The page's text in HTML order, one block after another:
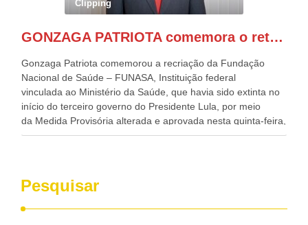
Casa Civil, Rui Costa, e da Integração e do Desenvolvimento
de todo Nordeste que também ajudam a fomentar o
Clipping
GONZAGA PATRIOTA comemora o retorno da FUNASA
Gonzaga Patriota comemorou a recriação da Fundação
Nacional de Saúde – FUNASA, Instituição federal
vinculada ao Ministério da Saúde, que havia sido extinta no
início do terceiro governo do Presidente Lula, por meio
da Medida Provisória alterada e aprovada nesta quinta-feira,
pelo Congresso Nacional. Gonzaga Patriota disse hoje em
desenvolvimento dos seus municípios e, somente o ano
passado, essa Fundação distribuiu mais de três bilhões de
reais, com suas maravilhosas ações, dentre alas, mais de
Pesquisar